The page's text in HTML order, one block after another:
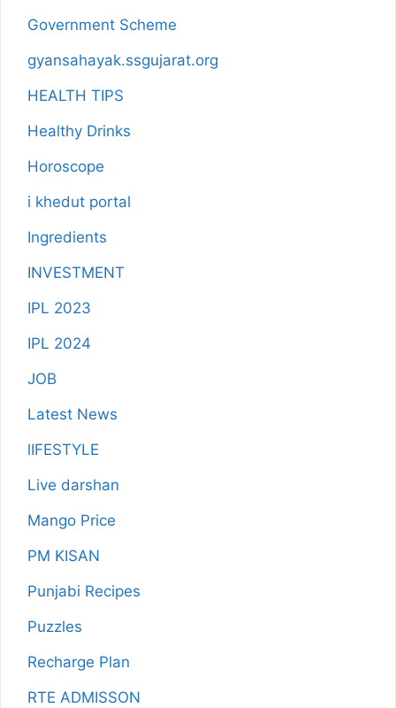
Government Scheme
gyansahayak.ssgujarat.org
HEALTH TIPS
Healthy Drinks
Horoscope
i khedut portal
Ingredients
INVESTMENT
IPL 2023
IPL 2024
JOB
Latest News
lIFESTYLE
Live darshan
Mango Price
PM KISAN
Punjabi Recipes
Puzzles
Recharge Plan
RTE ADMISSON